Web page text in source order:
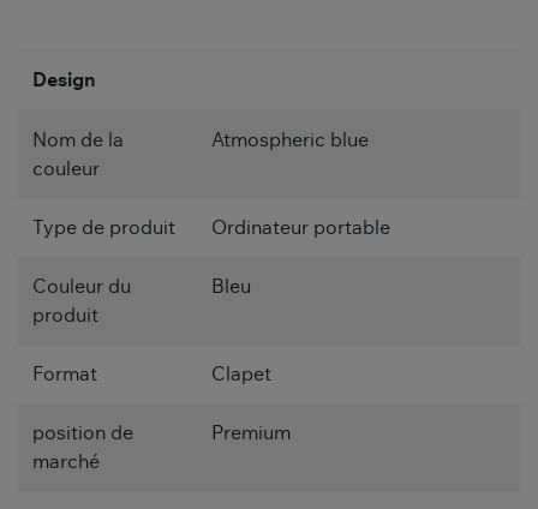
Design
Nom de la
couleur
Atmospheric blue
Type de produit Ordinateur portable
Couleur du
produit
Bleu
Format Clapet
position de
marché
Premium